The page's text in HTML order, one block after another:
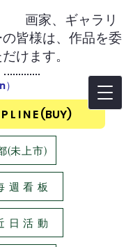
）
L I N E (BUY)
(未上市)
週 看 板
日 活 動
ャラリ
皆様は、作品を委
けます。